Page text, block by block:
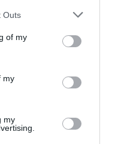
Outs
of my
my
my
!
à son